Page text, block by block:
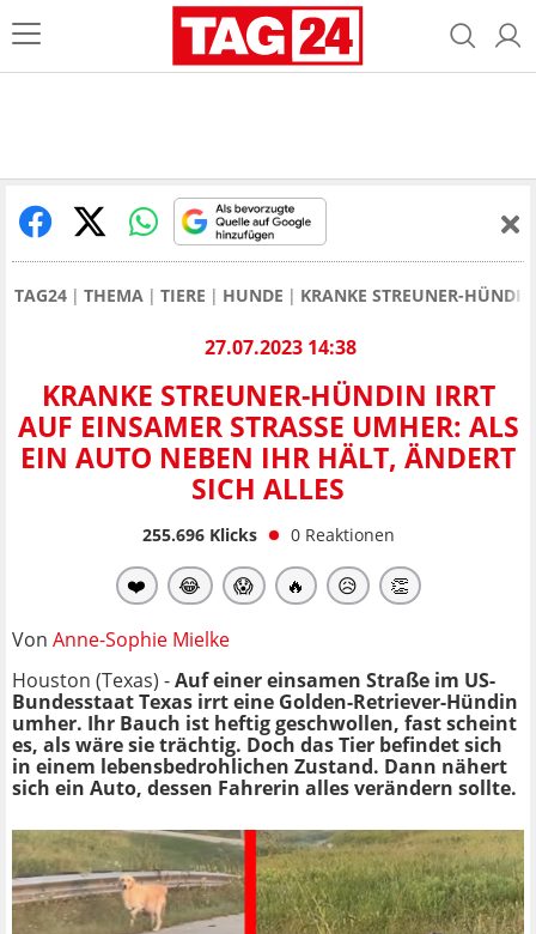
TAG24 THEMA TIERE HUNDE KRANKE STREUNER-
27.07.2023 14:38
KRANKE STREUNER-HÜNDIN IRRT
AUF EINSAMER STRASSE UMHER: ALS E
IN AUTO NEBEN IHR HÄLT, ÄNDERT S
ICH ALLES
255.696Klicks 0 Reaktionen
❤️ 😂 😱 🔥 😥 👏
Von Anne-Sophie Mielke
Houston (Texas) -Auf einer einsamen Straße im US-
Bundesstaat Texas irrt eine Golden-Retriever-Hündin
umher. Ihr Bauch ist heftig geschwollen, fast scheint
es, als wäre sie trächtig. Doch das Tier befindet sich
in einem lebensbedrohlichen Zustand. Dann nähert
sich ein Auto, dessen Fahrerin alles verändern sollte.